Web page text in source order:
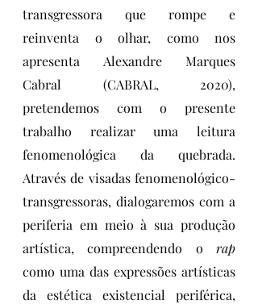
transgressora que rompe e
reinventa o olhar, como nos
apresenta Alexandre Marques
Cabral (CABRAL, 2020),
pretendemos com o presente
trabalho realizar uma leitura
fenomenológica da quebrada.
Através de visadas fenomenológico-
transgressoras, dialogaremos com a
periferia em meio à sua produção
artística, compreendendo o rap
como uma das expressões artísticas
da estética existencial periférica,